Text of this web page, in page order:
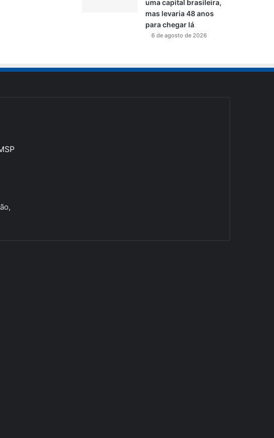
uma capital brasileira,
mas levaria 48 anos
para chegar lá
6 de agosto de 2026